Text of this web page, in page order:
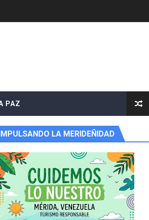
PAZ
IMPULSANDO LA MERIDEÑIDAD